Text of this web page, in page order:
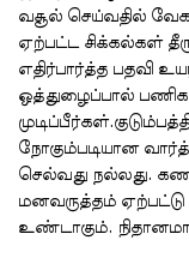
வசூல் செய்வதில்
ஏற்பட்ட சிக்கல்கள்
எதிர்பார்த்த பதவி
ஒத்துழைப்பால்
முடிப்பீர்கள்.
நோகும்படியான
செல்வது நல்லது.
மனவருத்தம் ஏற்பட்டு
உண்டாகும்.